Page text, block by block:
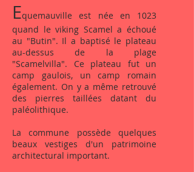
Equemauville est née en 1023
quand le viking Scamel a échoué
au "Butin". Il a baptisé le plateau
au-dessus de la plage
"Scamelvilla". Ce plateau fut un
camp gaulois, un camp romain
également. On y a même retrouvé
des pierres taillées datant du
paléolithique.
La commune possède quelques
beaux vestiges d'un patrimoine
architectural important.